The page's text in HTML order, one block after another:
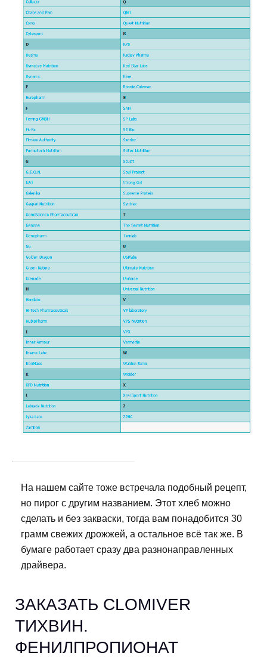
На нашем сайте тоже встречала подобный рецепт,
но пирог с другим названием. Этот хлеб можно
сделать и без закваски, тогда вам понадобится 30
грамм свежих дрожжей, а остальное всё так же. В
бумаге работает сразу два разнонаправленных
драйвера.
ЗАКАЗАТЬ CLOMIVER
ТИХВИН.
ФЕНИЛПРОПИОНАТ